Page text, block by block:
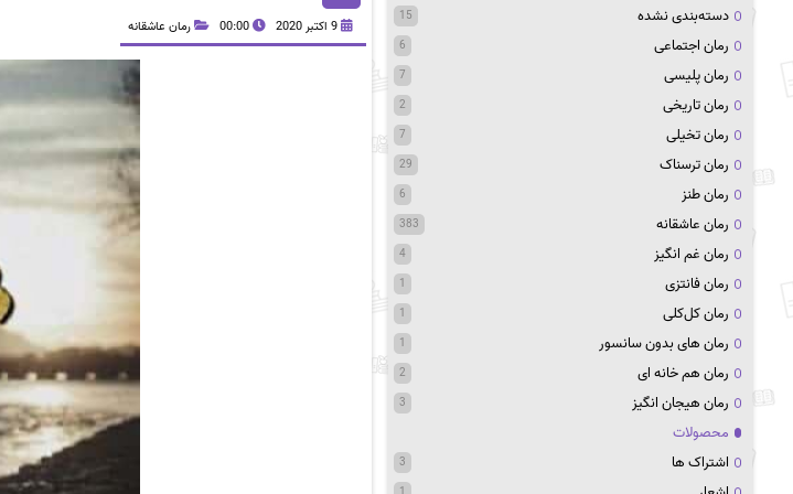
9 اکتبر 2020 00:00 رمان عاشقانه دسته‌بندی نشده 15
رمان اجتماعی 6
رمان پلیسی 7
رمان تاریخی 2
رمان تخیلی 7
رمان ترسناک 29
رمان طنز 6
رمان عاشقانه 383
رمان غم انگیز 4
رمان فانتزی 1
رمان کل‌کلی 1
رمان های بدون سانسور 1
رمان هم خانه ای 2
رمان هیجان انگیز 3
محصولات
اشتراک ها
3